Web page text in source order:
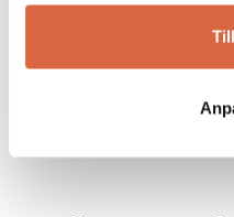
denna webbläsare till
kommentar.